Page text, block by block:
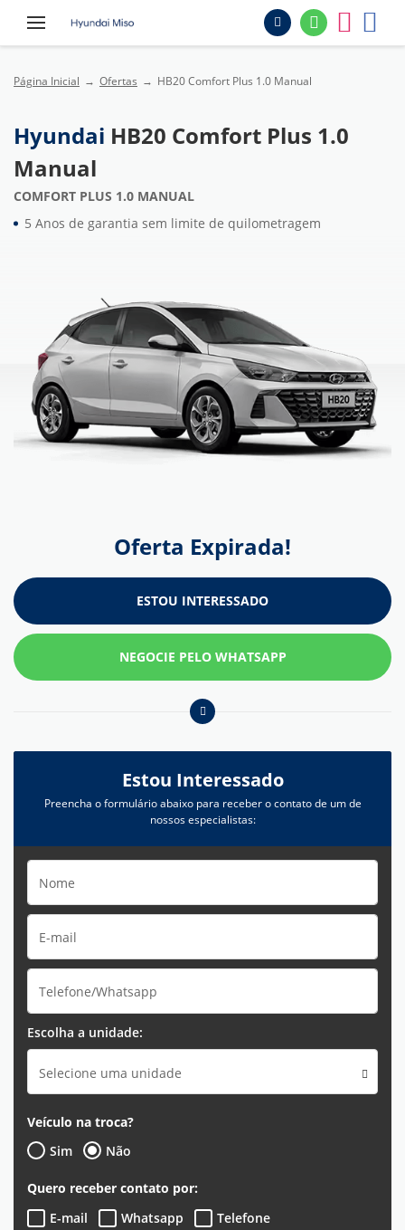
Página Inicial Ofertas HB20 Comfort Plus 1.0 Manual
Hyundai HB20 Comfort Plus 1.0
Manual
COMFORT PLUS 1.0 MANUAL
5 Anos de garantia sem limite de quilometragem
Oferta Expirada!
ESTOU INTERESSADO
NEGOCIE PELO WHATSAPP
Estou Interessado
Preencha o formulário abaixo para receber o contato de um de
nossos especialistas:
Escolha a unidade:
Selecione uma unidade
Veículo na troca?
Sim
Não
Quero receber contato por:
E-mail
Whatsapp Telefone